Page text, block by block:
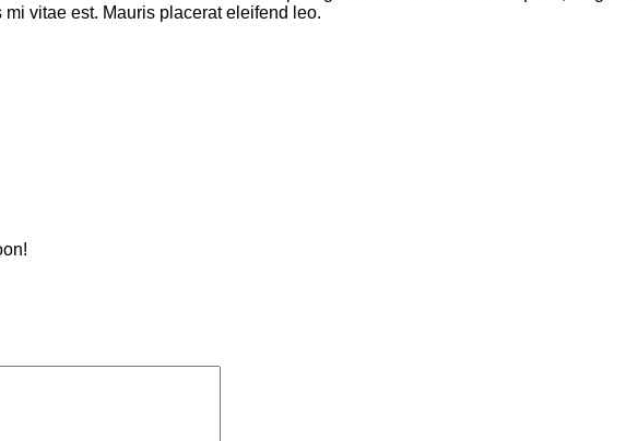
vitae est. Mauris placerat eleifend leo.